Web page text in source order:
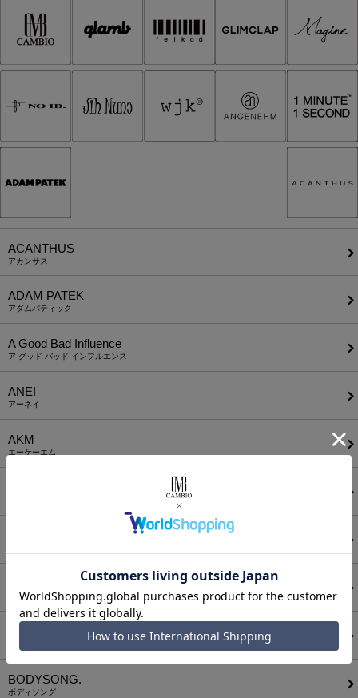
ACANTHUS
アカンサス
ADAM PATEK
アダムパティック
A Good Bad Influence
ア グッド バッド インフルエンス
ANEI
アーネイ
AKM
エーケーエム
ATTACHMENT
アタッチメント
BODYSONG.
ボディソング